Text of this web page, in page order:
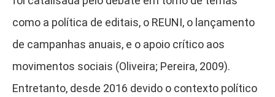
como a política de editais, o REUNI, o lançamento
de campanhas anuais, e o apoio crítico aos
movimentos sociais (Oliveira; Pereira, 2009).
Entretanto, desde 2016 devido o contexto político